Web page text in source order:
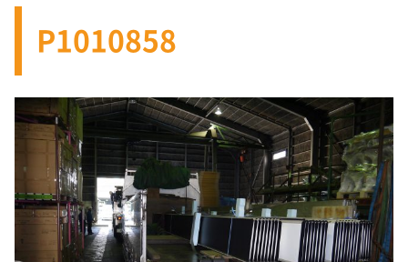
P1010858